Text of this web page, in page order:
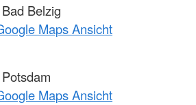
Belzig
Maps Ansicht
Maps Ansicht